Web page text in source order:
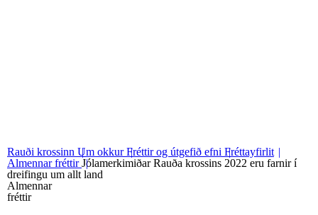
Rauði krossinn Um okkurFréttir og útgefið efni Fréttayfirlit
Almennar fréttirJólamerkimiðar Rauða krossins 2022 eru farnir í
dreifingu um allt land
Almennar
fréttir